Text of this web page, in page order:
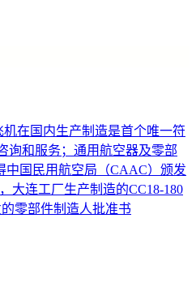
在国内生产制造是首个唯一符
询和服务；通用航空器及零部
中国民用航空局（CAAC）颁发
大连工厂生产制造的CC18-180
零部件制造人批准书